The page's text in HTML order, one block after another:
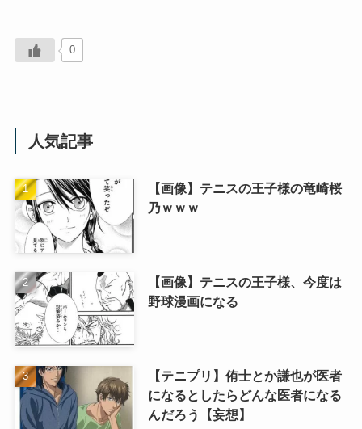
0
人気記事
【画像】テニスの王子様の竜崎桜
乃ｗｗｗ
【画像】テニスの王子様、今度は
野球漫画になる
【テニプリ】侑士とか謙也が医者
になるとしたらどんな医者になる
んだろう【妄想】